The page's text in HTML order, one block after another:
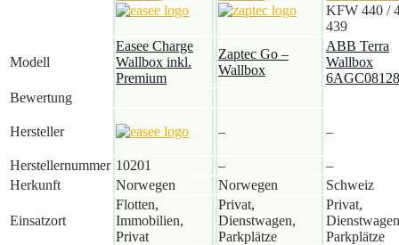
KFW 440 /
439
Modell
Easee Charge
Wallbox inkl.
Premium
Zaptec Go –
Wallbox
ABB Terra
Wallbox
Bewertung
Hersteller – –
Herstellernummer 10201 –
–
Herkunft
Norwegen Norwegen Schweiz
Einsatzort
Flotten,
Immobilien,
Privat
Privat,
Dienstwagen,
Parkplätze
Privat,
Parkplätze